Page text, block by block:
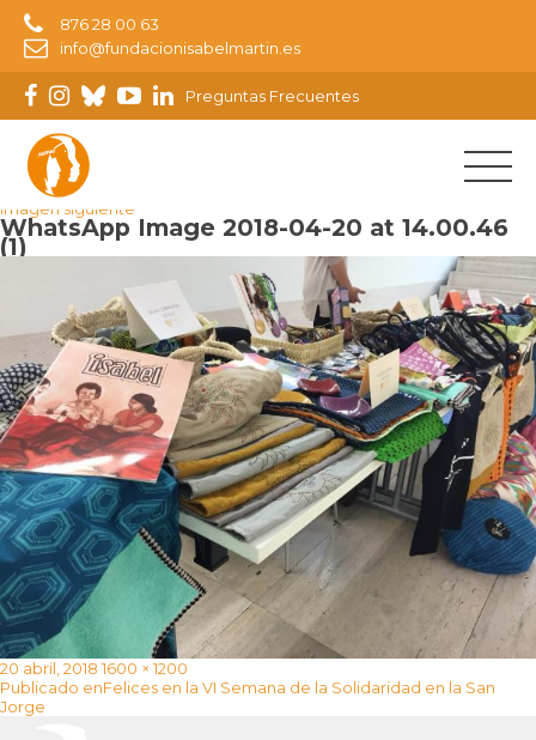
876 28 00 63
info@fundacionisabelmartin.es
Preguntas Frecuentes
Imagen anterior
Imagen siguiente
WhatsApp Image 2018-04-20 at 14.00.46
(1)
Publicado
el
20 abril, 2018 Tamaño
completo
1600 × 1200
Navegación
de
entradas
Publicado enFelices en la VI Semana de la Solidaridad en la San
Jorge